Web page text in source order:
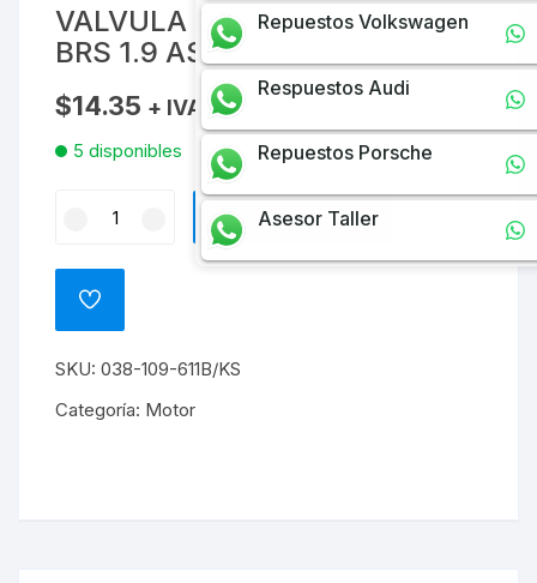
VALVULA DE ESCAPE FABIA
BRS 1.9 ASZ
$14.35 + IVA
5 disponibles
FABIA
ASZ
cantidad
AÑADIR AL CARRITO
ADD
SKU: 038-109-611B/KS
Categoría: Motor
Repuestos Volkswagen
Respuestos Audi
Repuestos Porsche
Asesor Taller